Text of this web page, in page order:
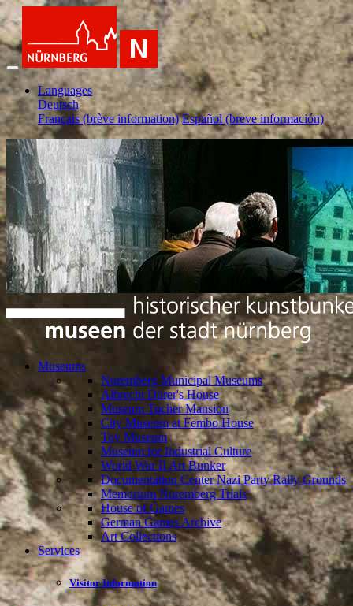
Languages
Deutsch
Français (brève information) Español (breve información)
Museums
Nuremberg Municipal Museums
Albrecht Dürer's House
Museum Tucher Mansion
City Museum at Fembo House
Toy Museum
Museum for Industrial Culture
World War II Art Bunker
Documentation Center Nazi Party Rally Grounds
Memorium Nuremberg Trials
House of Games
German Games Archive
Art Collections
Services
Visitor Information